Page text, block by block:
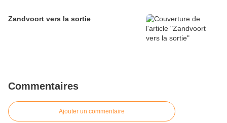
Zandvoort vers la sortie
Commentaires
Ajouter un commentaire